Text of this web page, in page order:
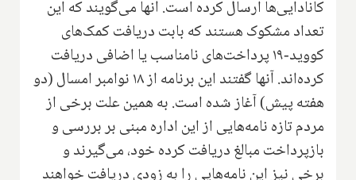
کانادایی‌ها ارسال کرده است. آنها می‌گویند که این
تعداد مشکوک هستند که بابت دریافت کمک‌های
کووید-۱۹ پرداخت‌های نامناسب یا اضافی دریافت
کرده‌اند. آنها گفتند این برنامه از ۱۸ نوامبر امسال (دو
هفته پیش) آغاز شده است. به همین علت برخی از
مردم تازه نامه‌هایی از این اداره مبنی بر بررسی و
بازپرداخت مبالغ دریافت کرده خود، می‌گیرند و